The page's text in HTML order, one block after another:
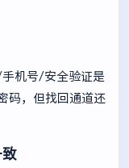
机号/安全验证是
码，但找回通道还
致